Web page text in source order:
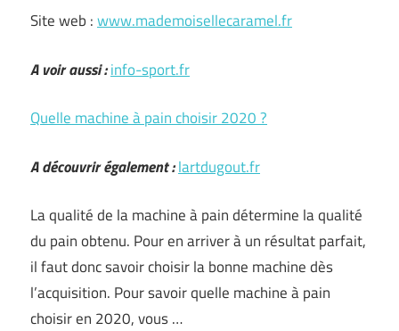
Site web :www.mademoisellecaramel.fr
A voir aussi :info-sport.fr
Quelle machine à pain choisir 2020 ?
A découvrir également :lartdugout.fr
La qualité de la machine à pain détermine la qualité
du pain obtenu. Pour en arriver à un résultat parfait,
il faut donc savoir choisir la bonne machine dès
l’acquisition. Pour savoir quelle machine à pain
choisir en 2020, vous …